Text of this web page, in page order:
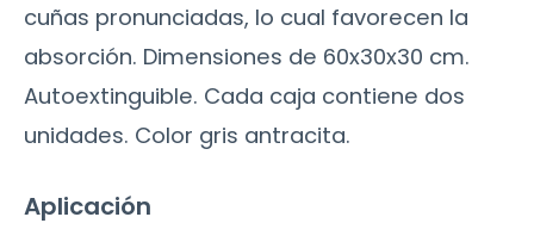
cuñas pronunciadas, lo cual favorecen la
absorción. Dimensiones de 60x30x30 cm.
Autoextinguible. Cada caja contiene dos
unidades. Color gris antracita.
Aplicación